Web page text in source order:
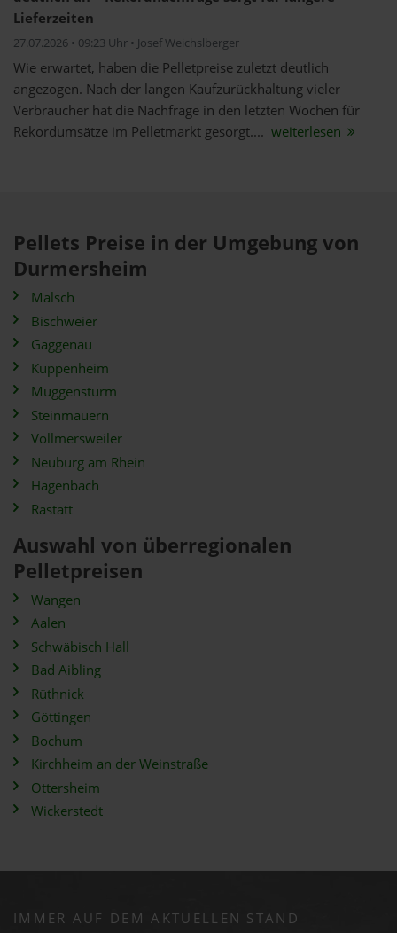
Lieferzeiten
27.07.2026 • 09:23 Uhr • Josef Weichslberger
Wie erwartet, haben die Pelletpreise zuletzt deutlich
angezogen. Nach der langen Kaufzurückhaltung vieler
Verbraucher hat die Nachfrage in den letzten Wochen für
Rekordumsätze im Pelletmarkt gesorgt.... weiterlesen
Pellets Preise in der Umgebung von
Durmersheim
Malsch
Bischweier
Gaggenau
Kuppenheim
Muggensturm
Steinmauern
Vollmersweiler
Neuburg am Rhein
Hagenbach
Rastatt
Auswahl von überregionalen
Pelletpreisen
Wangen
Aalen
Schwäbisch Hall
Bad Aibling
Rüthnick
Göttingen
Bochum
Kirchheim an der Weinstraße
Ottersheim
Wickerstedt
IMMER AUF DEM AKTUELLEN STAND